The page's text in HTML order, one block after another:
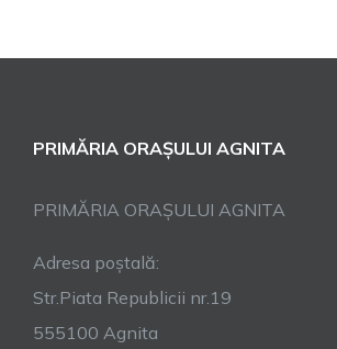
PRIMĂRIA ORAȘULUI AGNITA
PRIMĂRIA ORAȘULUI AGNITA
Adresa poștală:
Str.Piata Republicii nr.19
555100 Agnita